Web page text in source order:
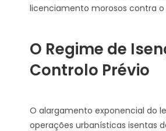
licenciamento morosos contra o
O Regime de
Controlo Prévio
O alargamento exponencial do
operações urbanísticas isentas